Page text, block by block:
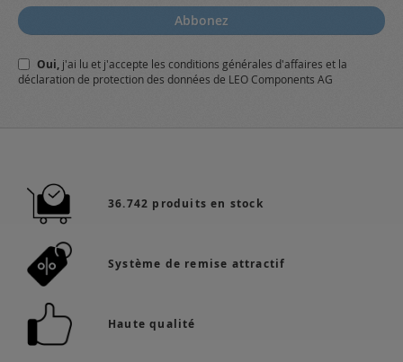
notre
lettre
:
Abbonez
Oui, j'ai lu et j'accepte les conditions générales d'affaires et la
déclaration de protection des données de LEO Components AG
36.742 produits en stock
Système de remise attractif
Haute qualité